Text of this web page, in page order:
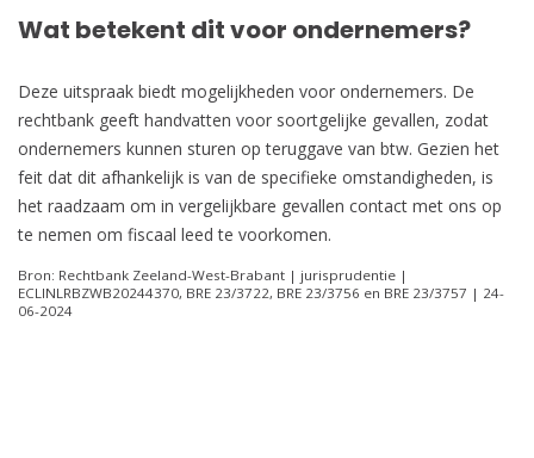
Wat betekent dit voor ondernemers?
Deze uitspraak biedt mogelijkheden voor ondernemers. De
rechtbank geeft handvatten voor soortgelijke gevallen, zodat
ondernemers kunnen sturen op teruggave van btw. Gezien het
feit dat dit afhankelijk is van de specifieke omstandigheden, is
het raadzaam om in vergelijkbare gevallen contact met ons op
te nemen om fiscaal leed te voorkomen.
Bron: Rechtbank Zeeland-West-Brabant | jurisprudentie |
ECLINLRBZWB20244370, BRE 23/3722, BRE 23/3756 en BRE 23/3757 | 24-
06-2024